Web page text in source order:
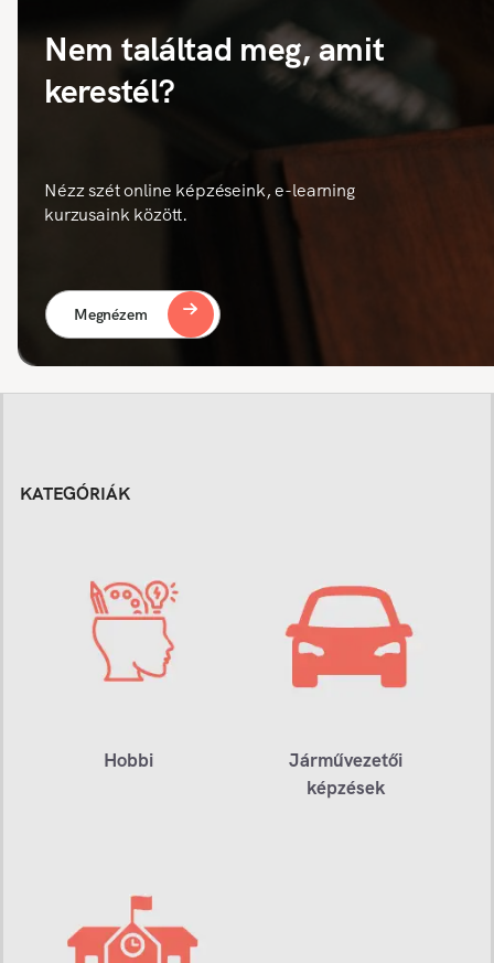
Nem találtad meg, amit
kerestél?
Nézz szét online képzéseink, e-learning
kurzusaink között.
Megnézem
KATEGÓRIÁK
Hobbi
Járművezetői
képzések